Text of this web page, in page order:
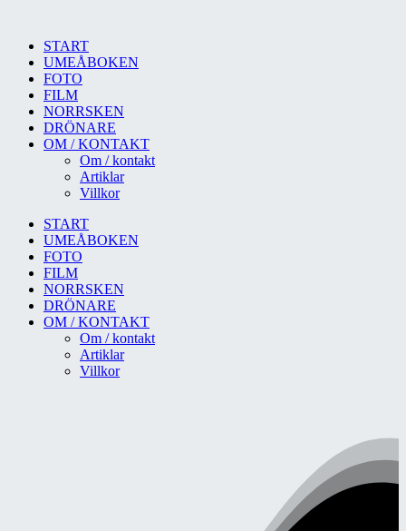
START
UMEÅBOKEN
FOTO
FILM
NORRSKEN
DRÖNARE
OM / KONTAKT
Om / kontakt
Artiklar
Villkor
START
UMEÅBOKEN
FOTO
FILM
NORRSKEN
DRÖNARE
OM / KONTAKT
Om / kontakt
Artiklar
Villkor